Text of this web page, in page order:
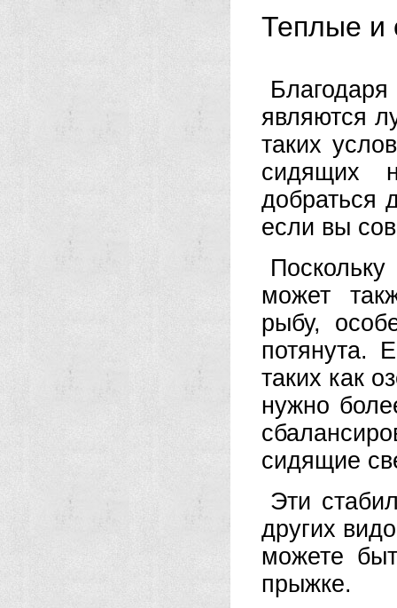
Теплые и
являются
таких
сидящих
добраться
если вы
может
рыбу,
потянута.
таких как
нужно
сидящие
Эти
других
можете
прыжке.